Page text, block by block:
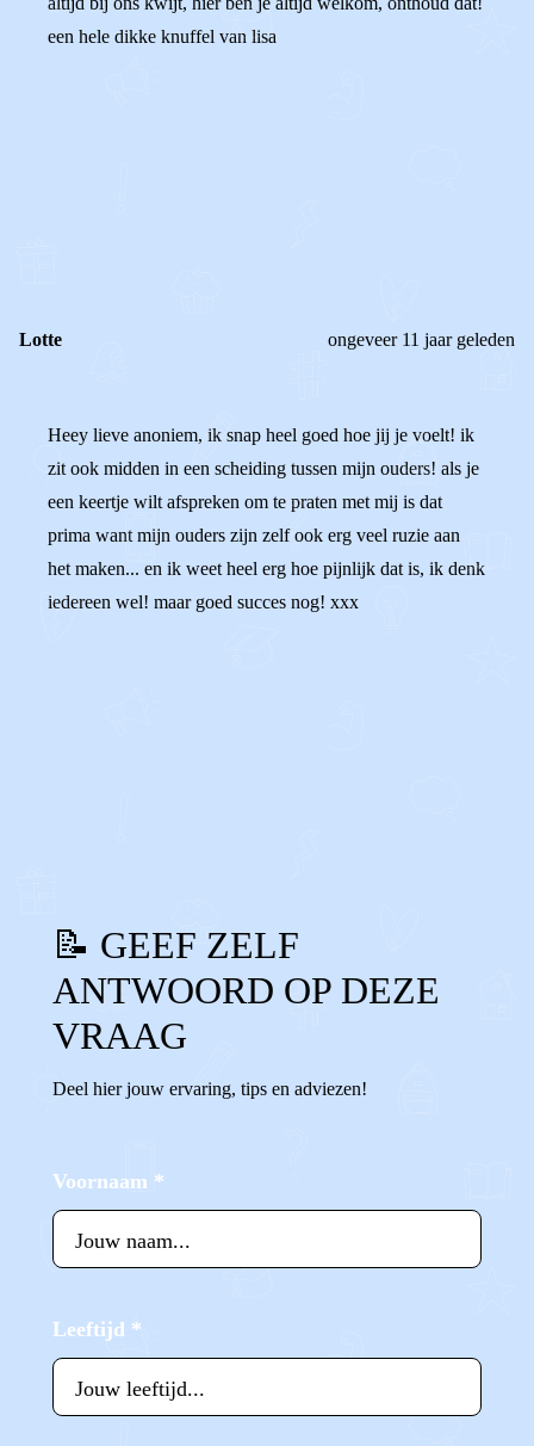
een hele dikke knuffel van lisa
Lotte ongeveer 11 jaar geleden
Heey lieve anoniem, ik snap heel goed hoe jij je voelt! ik
zit ook midden in een scheiding tussen mijn ouders! als je
een keertje wilt afspreken om te praten met mij is dat
prima want mijn ouders zijn zelf ook erg veel ruzie aan
het maken... en ik weet heel erg hoe pijnlijk dat is, ik denk
iedereen wel! maar goed succes nog! xxx
📝 GEEF ZELF
ANTWOORD OP DEZE
VRAAG
Deel hier jouw ervaring, tips en adviezen!
Voornaam *
Leeftijd *